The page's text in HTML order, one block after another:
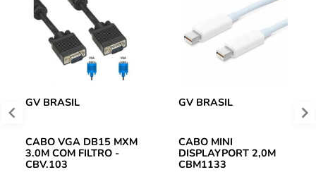
GV BRASIL
CABO VGA DB15 MXM
3.0M COM FILTRO -
CBV.103
GV BRASIL
CABO MINI
DISPLAYPORT 2,0M
CBM1133